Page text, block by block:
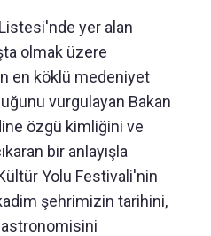
yer alan
olmak üzere
en köklü medeniyet
vurgulayan Bakan
özgü kimliğini ve
bir anlayışla
Yolu Festivali'nin
şehrimizin tarihini,